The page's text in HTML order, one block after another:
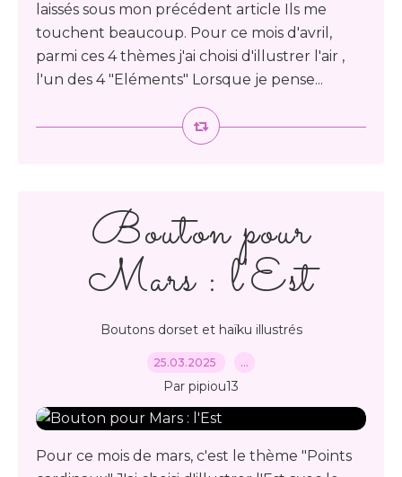
laissés sous mon précédent article Ils me
touchent beaucoup. Pour ce mois d'avril,
parmi ces 4 thèmes j'ai choisi d'illustrer l'air ,
l'un des 4 "Eléments" Lorsque je pense...
Bouton pour
Mars : l'Est
Boutons dorset et haïku illustrés
25.03.2025 …
Par pipiou13
Pour ce mois de mars, c'est le thème "Points